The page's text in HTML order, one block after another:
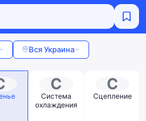
Вся Украина
С
Система
охлаждения
С
Сцепление